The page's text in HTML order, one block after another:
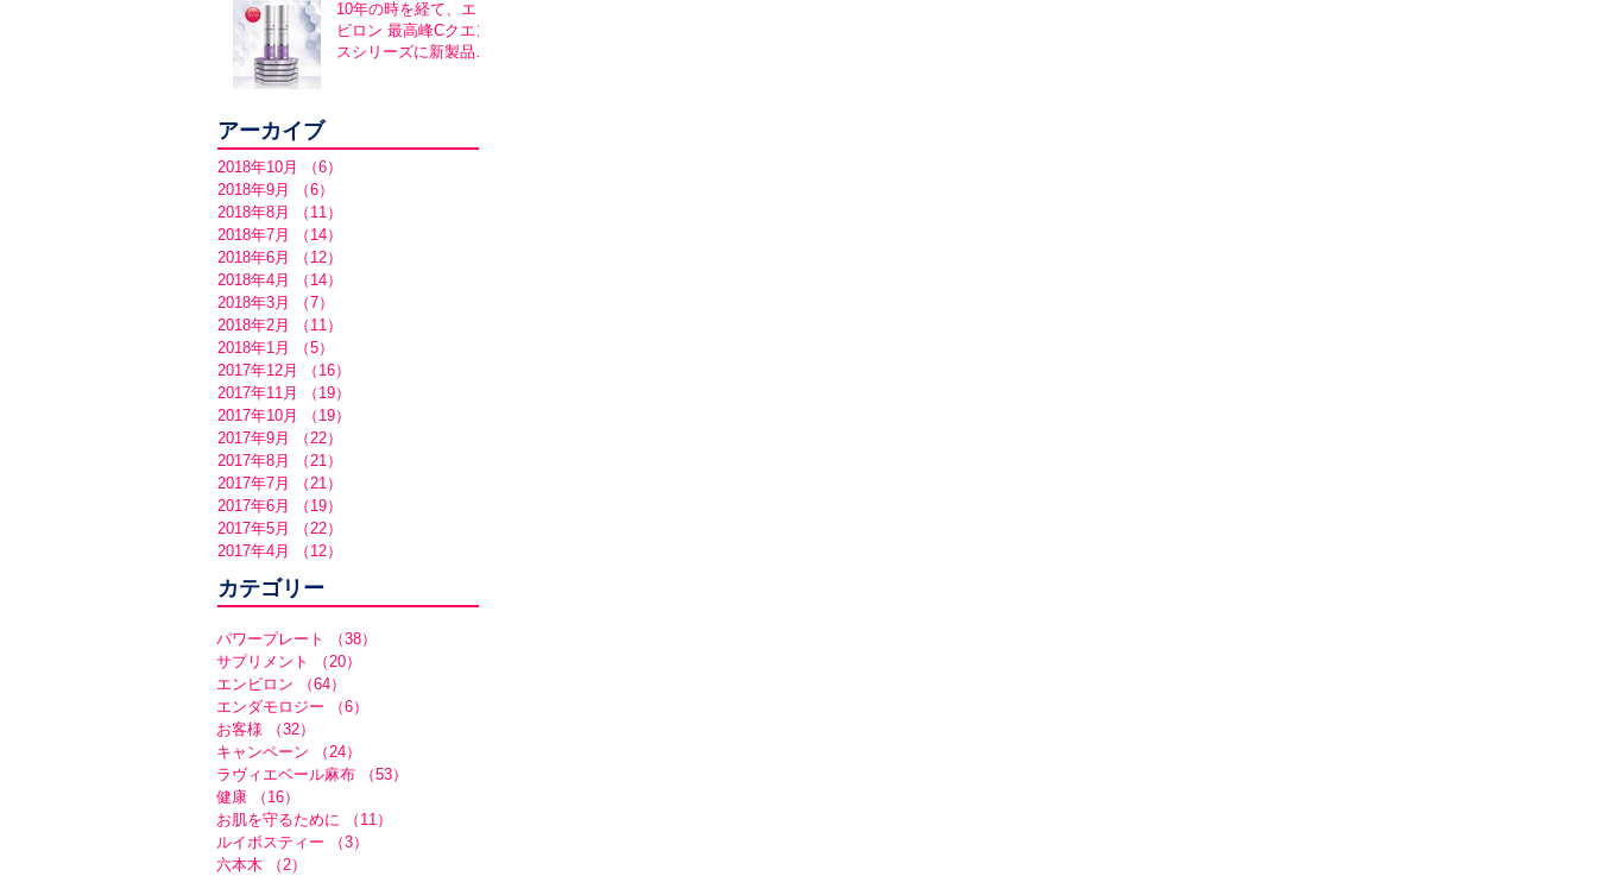
10年の時を経て、エン
ビロン 最高峰Cクエン
スシリーズに新製品誕
アーカイブ
2018年10月 （6）
2018年9月
（6）
2018年8月
（11）
2018年7月
（14）
2018年6月
（12）
2018年4月
（14）
2018年3月
（7）
2018年2月
（11）
2018年1月
（5）
2017年12月
（16）
2017年11月
（19）
2017年10月
（19）
2017年9月
（22）
2017年8月
（21）
2017年7月
（21）
2017年6月
（19）
2017年5月
（22）
2017年4月
（12）
カテゴリー
パワープレート （38）
サプリメント
（20）
エンビロン
（64）
エンダモロジー
（6）
お客様
（32）
キャンペーン
（24）
ラヴィエベール麻布
（53）
健康
（16）
お肌を守るために
（11）
ルイボスティー
（3）
六本木
（2）